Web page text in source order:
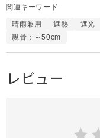
関連キーワード
晴雨兼用 遮熱 遮光
親骨：～50cm
レビュー